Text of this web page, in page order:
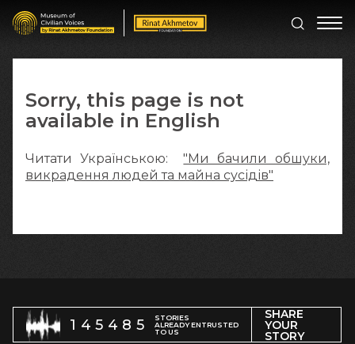
Sorry, this page is not
available in English
Читати Українською:"Ми бачили обшуки,
викрадення людей та майна сусідів"
145485
STORIES
ALREADY ENTRUSTED
TO US
SHARE
YOUR
STORY